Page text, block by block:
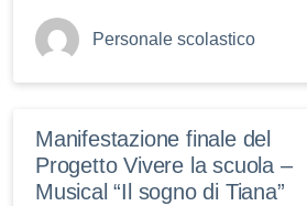
Personale scolastico
Manifestazione finale del
Progetto Vivere la scuola –
Musical “Il sogno di Tiana”